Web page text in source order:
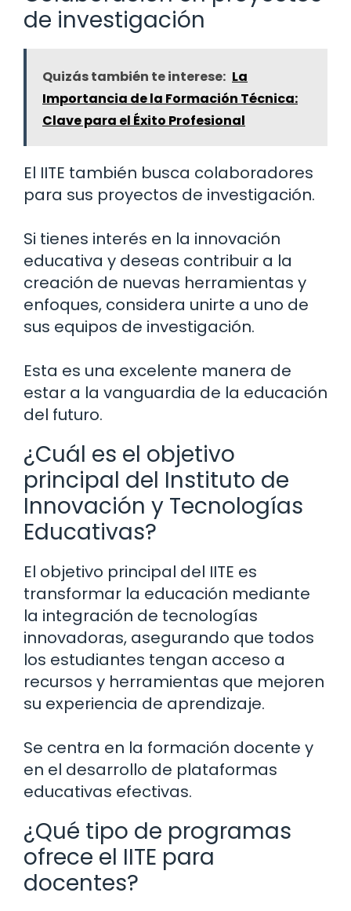
de investigación
Quizás también te interese: La
Importancia de la Formación Técnica:
Clave para el Éxito Profesional
El IITE también busca colaboradores
para sus proyectos de investigación.
Si tienes interés en la innovación
educativa y deseas contribuir a la
creación de nuevas herramientas y
enfoques, considera unirte a uno de
sus equipos de investigación.
Esta es una excelente manera de
estar a la vanguardia de la educación
del futuro.
¿Cuál es el objetivo
principal del Instituto de
Innovación y Tecnologías
Educativas?
El objetivo principal del IITE es
transformar la educación mediante
la integración de tecnologías
innovadoras, asegurando que todos
los estudiantes tengan acceso a
recursos y herramientas que mejoren
su experiencia de aprendizaje.
Se centra en la formación docente y
en el desarrollo de plataformas
educativas efectivas.
¿Qué tipo de programas
ofrece el IITE para
docentes?